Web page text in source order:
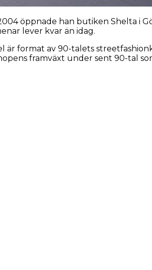
öppnade han butiken Shelta i
lever kvar än idag.
är format av 90-talets
framväxt under sent 90-tal